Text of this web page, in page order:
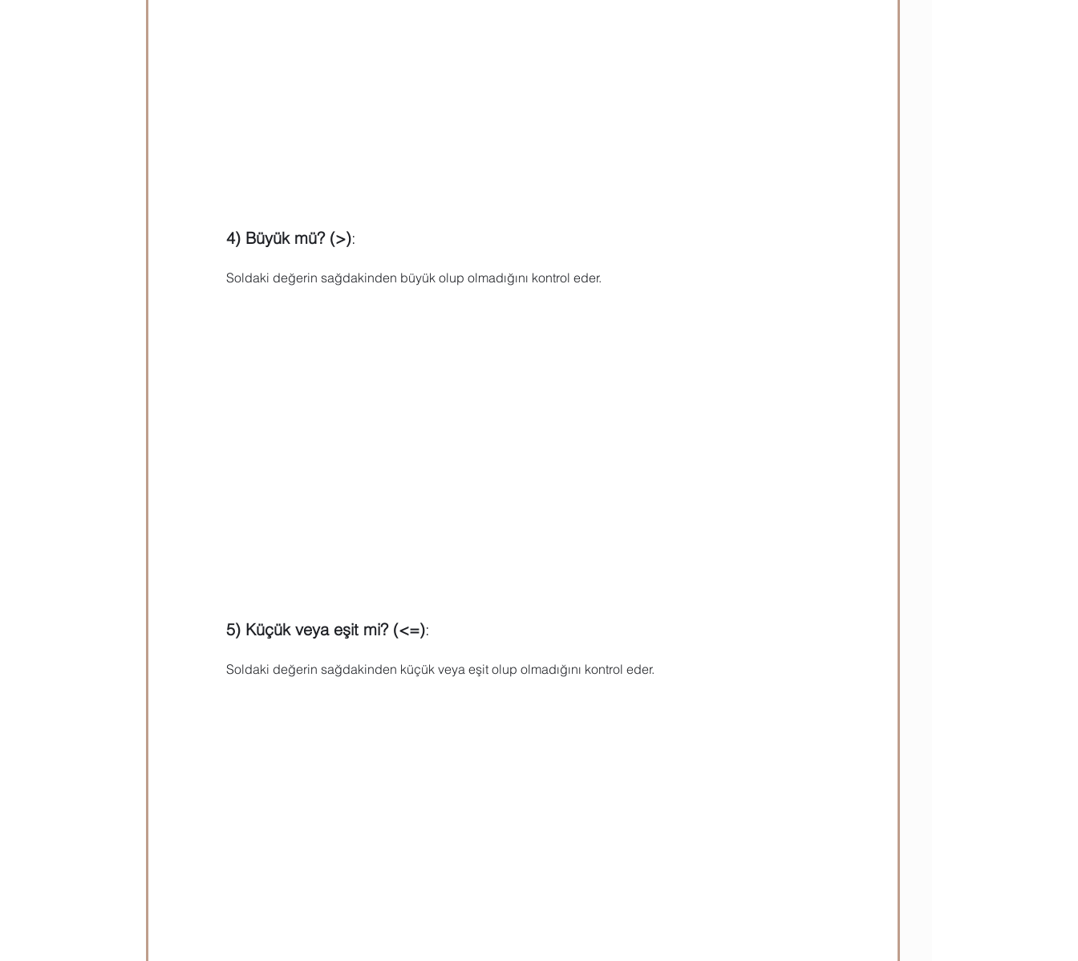
4) Büyük mü? (>):
Soldaki değerin sağdakinden büyük olup olmadığını kontrol eder.
5) Küçük veya eşit mi? (<=):
Soldaki değerin sağdakinden küçük veya eşit olup olmadığını kontrol eder.